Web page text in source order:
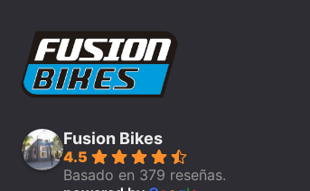
Fusion Bikes
4.5
Basado en 379 reseñas.